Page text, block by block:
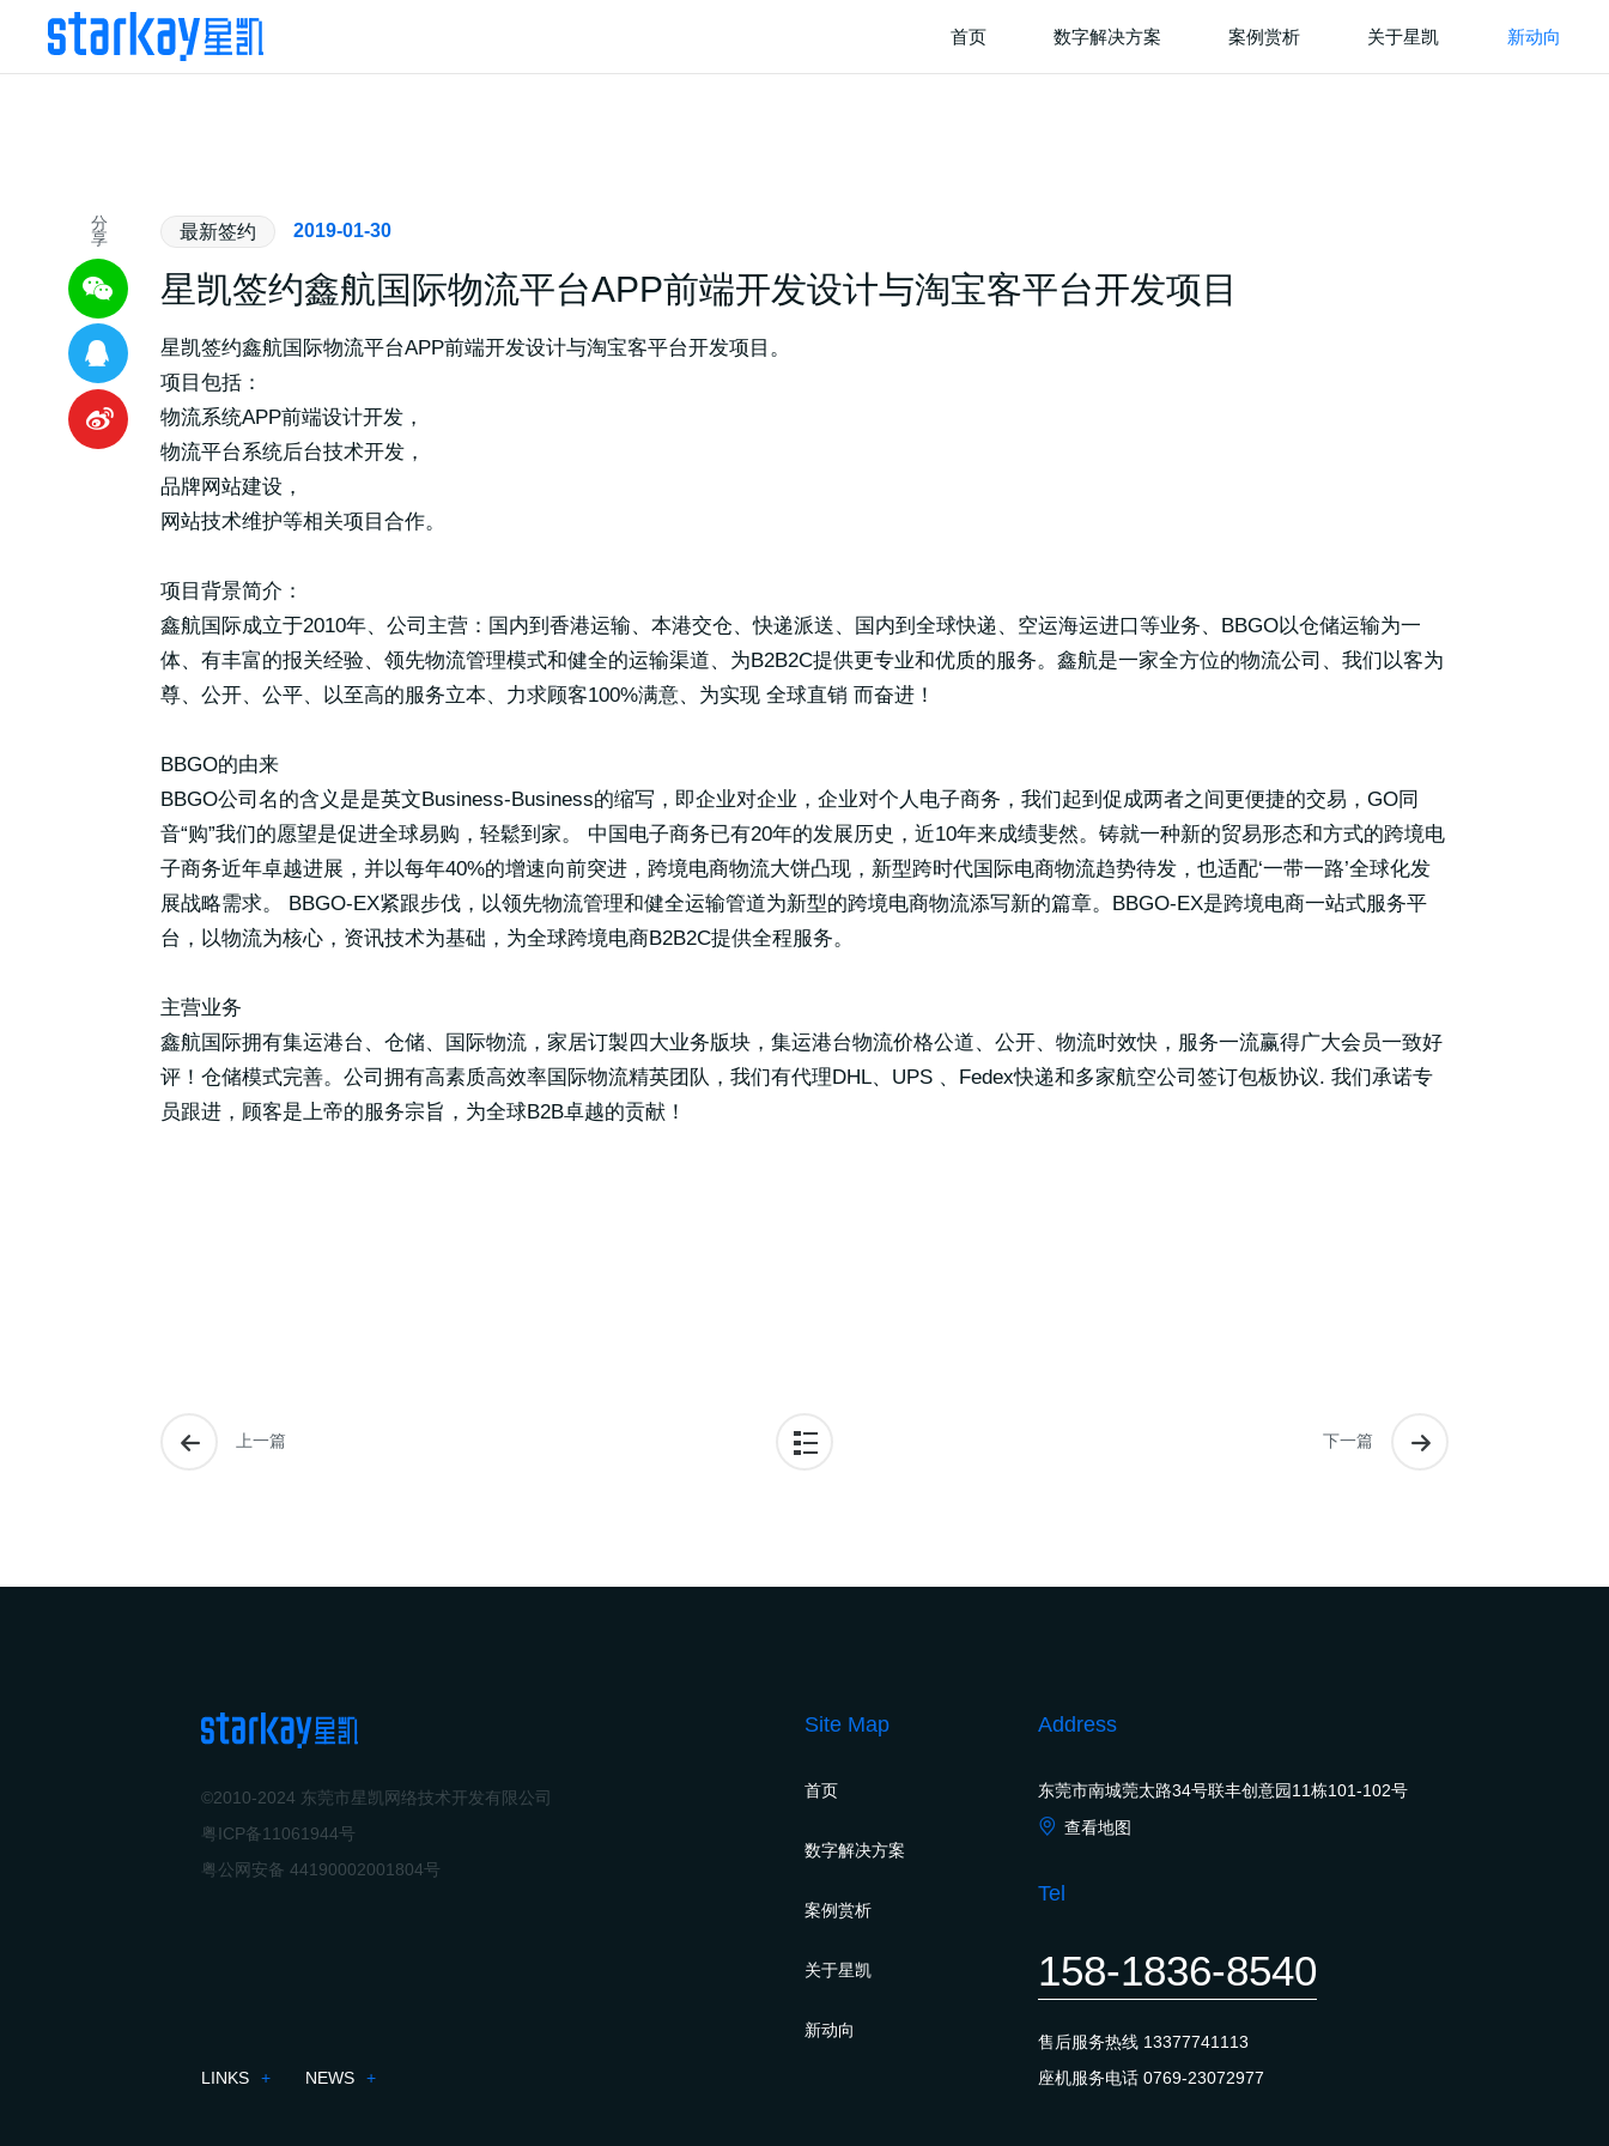
首页 数字解决方案 案例赏析 关于星凯 新动向
分
享
最新签约 2019-01-30
星凯签约鑫航国际物流平台APP前端开发设计与淘宝客平台开发项目
星凯签约鑫航国际物流平台APP前端开发设计与淘宝客平台开发项目。
项目包括：
物流系统APP前端设计开发，
物流平台系统后台技术开发，
品牌网站建设，
网站技术维护等相关项目合作。
项目背景简介：
鑫航国际成立于2010年、公司主营：国内到香港运输、本港交仓、快递派送、国内到全球快递、空运海运进口等业务、BBGO以仓储运输为一
体、有丰富的报关经验、领先物流管理模式和健全的运输渠道、为B2B2C提供更专业和优质的服务。鑫航是一家全方位的物流公司、我们以客为
尊、公开、公平、以至高的服务立本、力求顾客100%满意、为实现 全球直销 而奋进！
BBGO的由来
BBGO公司名的含义是是英文Business-Business的缩写，即企业对企业，企业对个人电子商务，我们起到促成两者之间更便捷的交易，GO同
音“购”我们的愿望是促进全球易购，轻鬆到家。 中国电子商务已有20年的发展历史，近10年来成绩斐然。铸就一种新的贸易形态和方式的跨境电
子商务近年卓越进展，并以每年40%的增速向前突进，跨境电商物流大饼凸现，新型跨时代国际电商物流趋势待发，也适配‘一带一路’全球化发
展战略需求。 BBGO-EX紧跟步伐，以领先物流管理和健全运输管道为新型的跨境电商物流添写新的篇章。BBGO-EX是跨境电商一站式服务平
台，以物流为核心，资讯技术为基础，为全球跨境电商B2B2C提供全程服务。
主营业务
鑫航国际拥有集运港台、仓储、国际物流，家居订製四大业务版块，集运港台物流价格公道、公开、物流时效快，服务一流赢得广大会员一致好
评！仓储模式完善。公司拥有高素质高效率国际物流精英团队，我们有代理DHL、UPS 、Fedex快递和多家航空公司签订包板协议. 我们承诺专
员跟进，顾客是上帝的服务宗旨，为全球B2B卓越的贡献！
上一篇 下一篇
©2010-2024 东莞市星凯网络技术开发有限公司
粤ICP备11061944号
粤公网安备 44190002001804号
LINKS + NEWS +
Site Map
首页
数字解决方案
案例赏析
关于星凯
新动向
Address
东莞市南城莞太路34号联丰创意园11栋101-102号
查看地图
Tel
158-1836-8540
售后服务热线 13377741113
座机服务电话 0769-23072977